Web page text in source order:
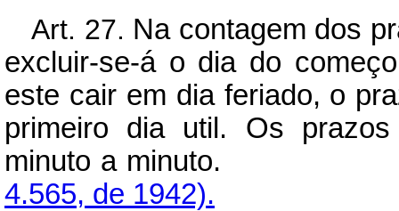
Art. 27. Na contagem dos
excluir-se-á o dia do
este cair em dia feriado, o
primeiro dia util. Os
minuto a
4.565, de 1942).